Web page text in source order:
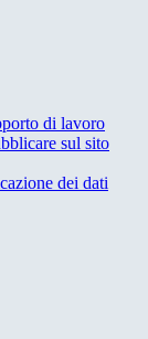
di lavoro
sul sito
dei dati